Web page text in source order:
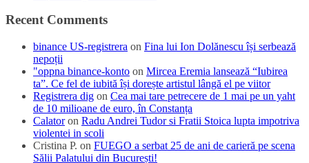
Recent Comments
binance US-registrera on Fina lui Ion Dolănescu își serbează
nepoții
"oppna binance-konto on Mircea Eremia lansează “Iubirea
ta”. Ce fel de iubită își dorește artistul lângă el pe viitor
Registrera dig on Cea mai tare petrecere de 1 mai pe un yaht
de 10 milioane de euro, în Constanța
Calatoron Radu Andrei Tudor si Fratii Stoica lupta impotriva
violentei in scoli
Cristina P. on FUEGO a serbat 25 de ani de carieră pe scena
Sălii Palatului din București!